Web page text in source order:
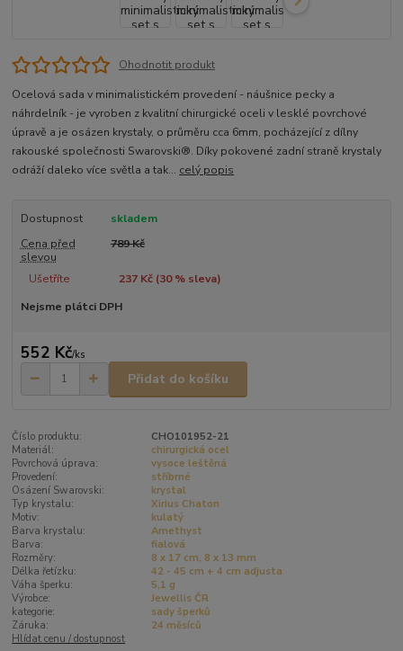
Ohodnotit produkt
Ocelová sada v minimalistickém provedení - náušnice pecky a
náhrdelník - je vyroben z kvalitní chirurgické oceli v lesklé povrchové
úpravě a je osázen krystaly, o průměru cca 6mm, pocházející z dílny
rakouské společnosti Swarovski®. Díky pokovené zadní straně krystaly
odráží daleko více světla a tak... celý popis
Dostupnost
skladem
Cena před
slevou
789 Kč
Ušetříte 237 Kč (30% sleva)
Nejsme plátci DPH
552 Kč/ks
Přidat do košíku
Číslo produktu:
CHO101952-21
Materiál:
chirurgická ocel
Povrchová úprava:
vysoce leštěná
Provedení:
stříbrné
Osázení Swarovski:
krystal
Typ krystalu:
Xirius Chaton
Motiv:
kulatý
Barva krystalu:
Amethyst
Barva:
fialová
Rozměry:
8 x 17 cm, 8 x 13 mm
Délka řetízku:
42 - 45 cm + 4 cm adjusta
Váha šperku:
5,1 g
Výrobce:
Jewellis ČR
kategorie:
sady šperků
Záruka:
24 měsíců
Hlídat cenu / dostupnost